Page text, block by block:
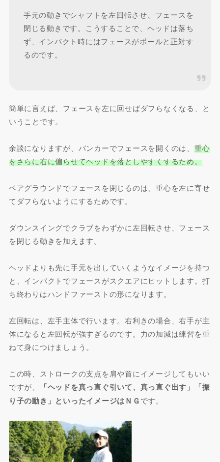
手元の動きでシャフトを左回転させ、フェースを
閉じる動きです。こうすることで、ヘッドは落ち
ず、インパクト時にはフェースがボールと正対す
るのです。
簡単に言えば、フェースを左に回せばダフらなくなる、と
いうことです。
余談になりますが、バンカーでフェースを開くのは、 重心
をさらに右に偏らせてヘッドを落としやすくするため。
ベアグラウンドでフェースを閉じるのは、重心を左に寄せ
てダフらないようにするためです。
ダウンスイングでクラブをわずかに左回転させ、フェース
を閉じる動きを加えます。
ヘッドよりも先に手元を出していくようなイメージを持つ
と、インパクトでフェースがスクエアにヒットします。打
ち終わりはハンドファーストの形になります。
左回転は、左手主体で行います。右利きの場合、右手が主
体になると左回転が強すぎるのです。力の加減は練習を重
ねて身につけましょう。
この時、ストロークの支点を肩や首にイメージしてもいい
ですが、
「ヘッドを真っ直ぐ引いて、真っ直ぐ出す」「振
り子の動き」といったイメージはＮＧです。